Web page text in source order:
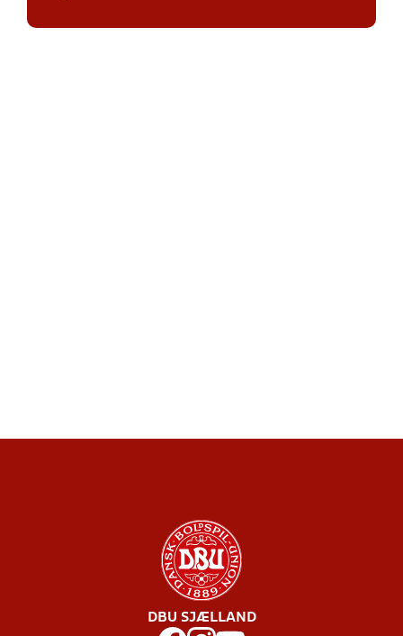
DBU SJÆLLAND